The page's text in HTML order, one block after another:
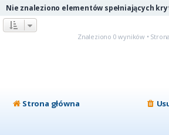
Nie znaleziono elementów spełniających
Znaleziono 0 wyników • Strona
Strona główna